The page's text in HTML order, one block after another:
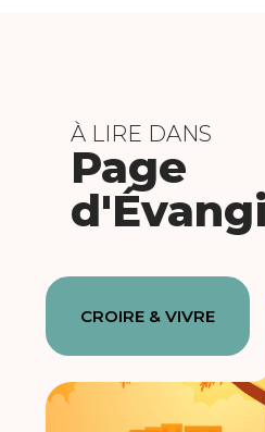
À LIRE DANS
Page
CROIRE & VIVRE